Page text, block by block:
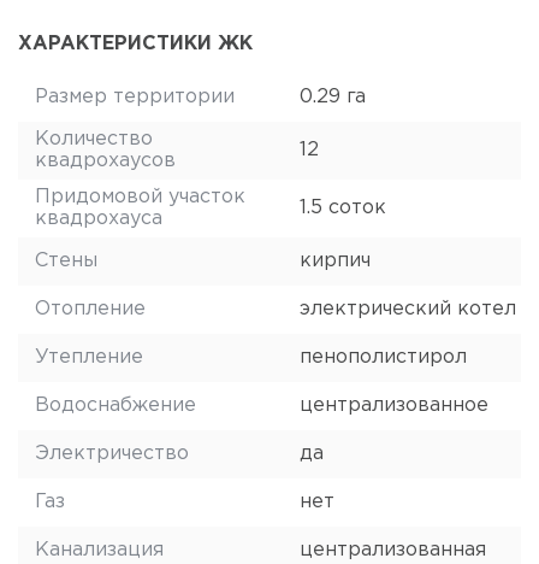
ХАРАКТЕРИСТИКИ ЖК
Размер территории 0.29 га
Количество
квадрохаусов
12
Придомовой участок
квадрохауса
1.5 соток
Стены кирпич
Отопление электрический котел
Утепление пенополистирол
Водоснабжение централизованное
Электричество да
Газ нет
Канализация централизованная